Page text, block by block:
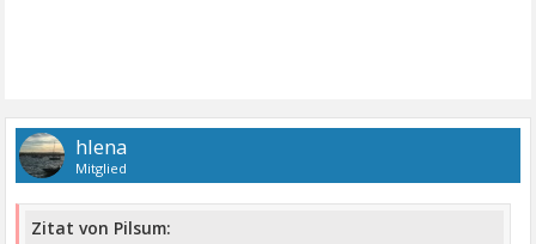
hlena
Mitglied
Zitat von Pilsum: